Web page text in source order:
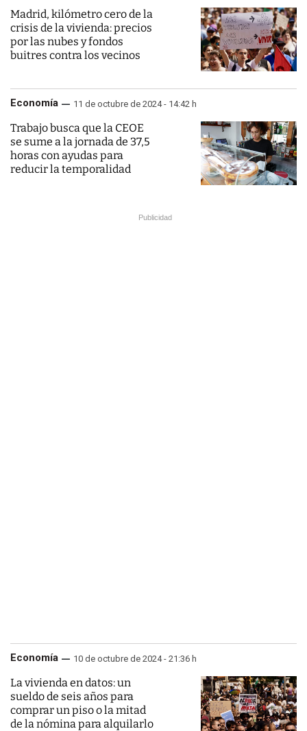
Madrid, kilómetro cero de la
crisis de la vivienda: precios
por las nubes y fondos
buitres contra los vecinos
Economía 11 de octubre de 2024 - 14:42 h
Trabajo busca que la CEOE
se sume a la jornada de 37,5
horas con ayudas para
reducir la temporalidad
Publicidad
Economía 10 de octubre de 2024 - 21:36 h
La vivienda en datos: un
sueldo de seis años para
comprar un piso o la mitad
de la nómina para alquilarlo